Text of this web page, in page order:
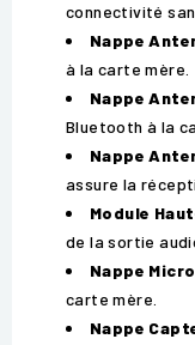
connectivité
Nappe
à la carte mère.
Nappe
Bluetooth à la
Nappe
assure la
Module
de la sortie
Nappe
carte mère.
Nappe